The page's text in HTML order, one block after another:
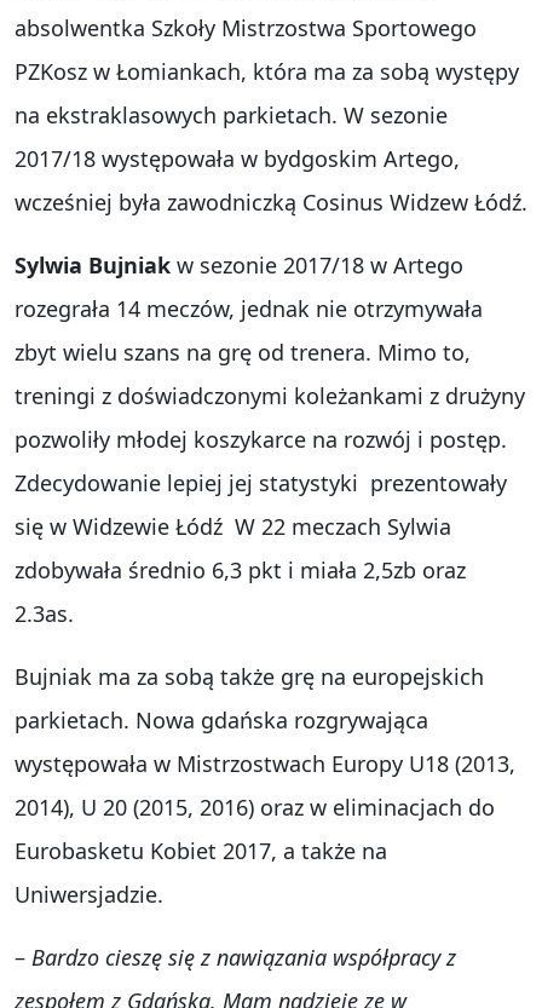
absolwentka Szkoły Mistrzostwa Sportowego
PZKosz w Łomiankach, która ma za sobą występy
na ekstraklasowych parkietach. W sezonie
2017/18 występowała w bydgoskim Artego,
wcześniej była zawodniczką Cosinus Widzew Łódź.
Sylwia Bujniak w sezonie 2017/18 w Artego
rozegrała 14 meczów, jednak nie otrzymywała
zbyt wielu szans na grę od trenera. Mimo to,
treningi z doświadczonymi koleżankami z drużyny
pozwoliły młodej koszykarce na rozwój i postęp.
Zdecydowanie lepiej jej statystyki prezentowały
się w Widzewie Łódź W 22 meczach Sylwia
zdobywała średnio 6,3 pkt i miała 2,5zb oraz
2.3as.
Bujniak ma za sobą także grę na europejskich
parkietach. Nowa gdańska rozgrywająca
występowała w Mistrzostwach Europy U18 (2013,
2014), U 20 (2015, 2016) oraz w eliminacjach do
Eurobasketu Kobiet 2017, a także na
Uniwersjadzie.
– Bardzo cieszę się z nawiązania współpracy z
zespołem z Gdańska. Mam nadzieje ze w